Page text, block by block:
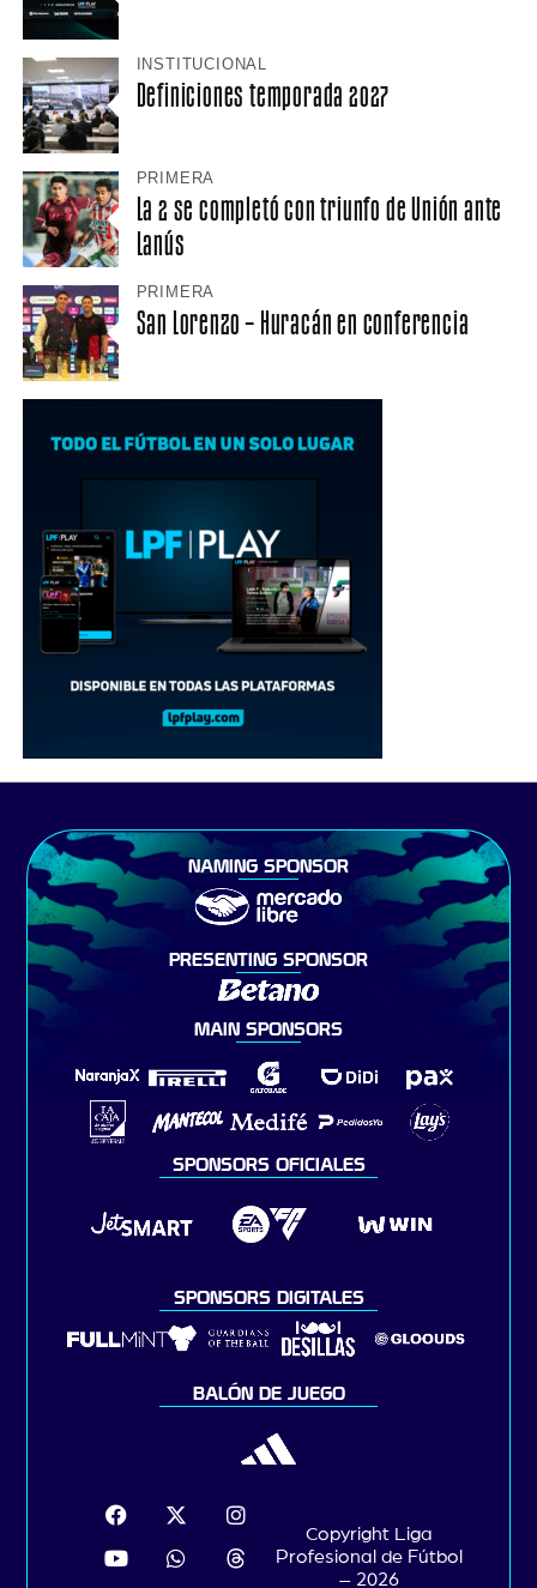
INSTITUCIONAL
Definiciones temporada 2027
PRIMERA
La 2 se completó con triunfo de Unión ante
Lanús
PRIMERA
San Lorenzo – Huracán en conferencia
NAMING SPONSOR
PRESENTING SPONSOR
MAIN SPONSORS
SPONSORS OFICIALES
SPONSORS DIGITALES
BALÓN DE JUEGO
Copyright Liga
Profesional de Fútbol
– 2026